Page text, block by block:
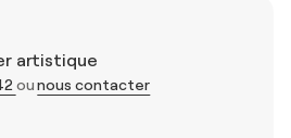
artistique
ounous contacter